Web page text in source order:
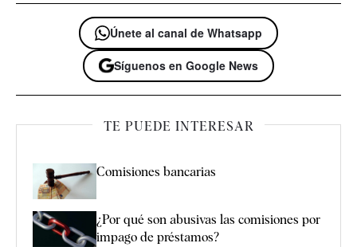
Únete al canal de Whatsapp
Síguenos en Google News
TE PUEDE INTERESAR
Comisiones bancarias
¿Por qué son abusivas las comisiones por
impago de préstamos?